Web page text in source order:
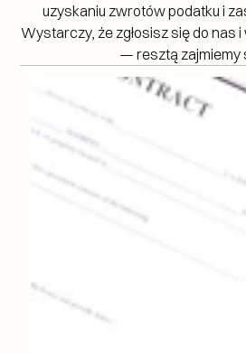
uzyskaniu zwrotów podatku i
Wystarczy, że zgłosisz się do nas
— resztą zajmiemy